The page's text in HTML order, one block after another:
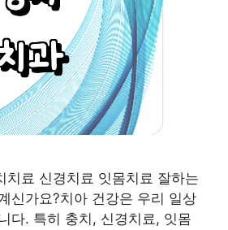
치료 신경치료 잇몸치료 잘하는
신가요?치아 건강은 우리 일상
다. 특히 충치, 신경치료, 잇몸